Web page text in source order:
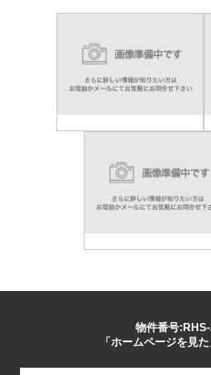
物件番号
「ホームページを見